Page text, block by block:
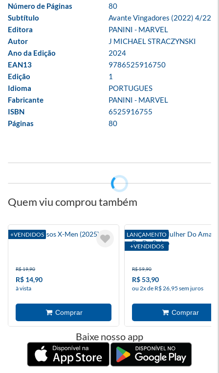
Número de Páginas
80
Subtítulo
Avante Vingadores (2022) 4/22
Editora
PANINI - MARVEL
Autor
J MICHAEL STRACZYNSKI
Ano da Edição
2024
EAN13
9786525916750
Edição
1
Idioma
PORTUGUES
Fabricante
PANINI - MARVEL
ISBN
6525916755
Páginas
80
Quem viu comprou também
+VENDIDOS
Os Fabulosos X-Men (2025) 3
R$ 19,90
R$ 14,90
à vista
LANÇAMENTO
+VENDIDOS
Supergirl: Mulher Do
Dc De Bolso
R$ 59,90
R$ 53,90
ou 2x de R$ 26,95 sem juros
Baixe nosso app